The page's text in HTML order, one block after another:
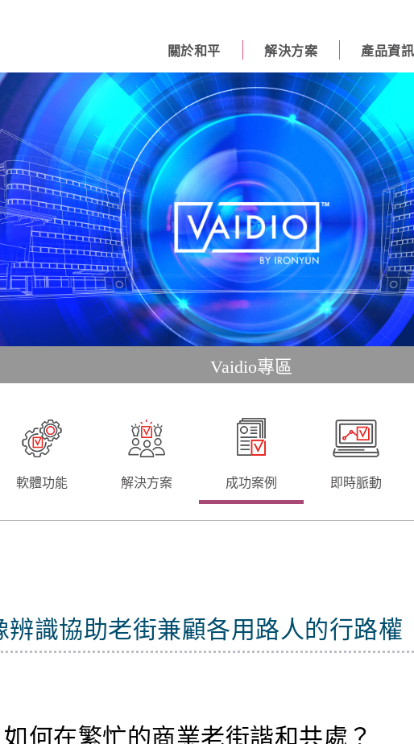
關於和平 解決方案 產品資訊
Vaidio專區
軟體功能 解決方案 成功案例 即時脈動
辨識協助老街兼顧各用路人的行路權
何在繁忙的商業老街諧和共處？